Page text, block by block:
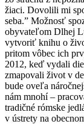
žiaci. Dovolili mi
seba.” Možnosť
obyvateľom Dlhej
vytvoriť knihu o
pritom vôbec ich
2012, keď vydali
zmapovali život v
bude oveľa
nám mnohí –
tradičné rómske
v ústrety na